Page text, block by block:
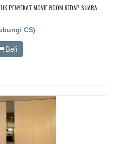
PENYEKAT MOVIE ROOM KEDAP SUARA
CS)
Beli